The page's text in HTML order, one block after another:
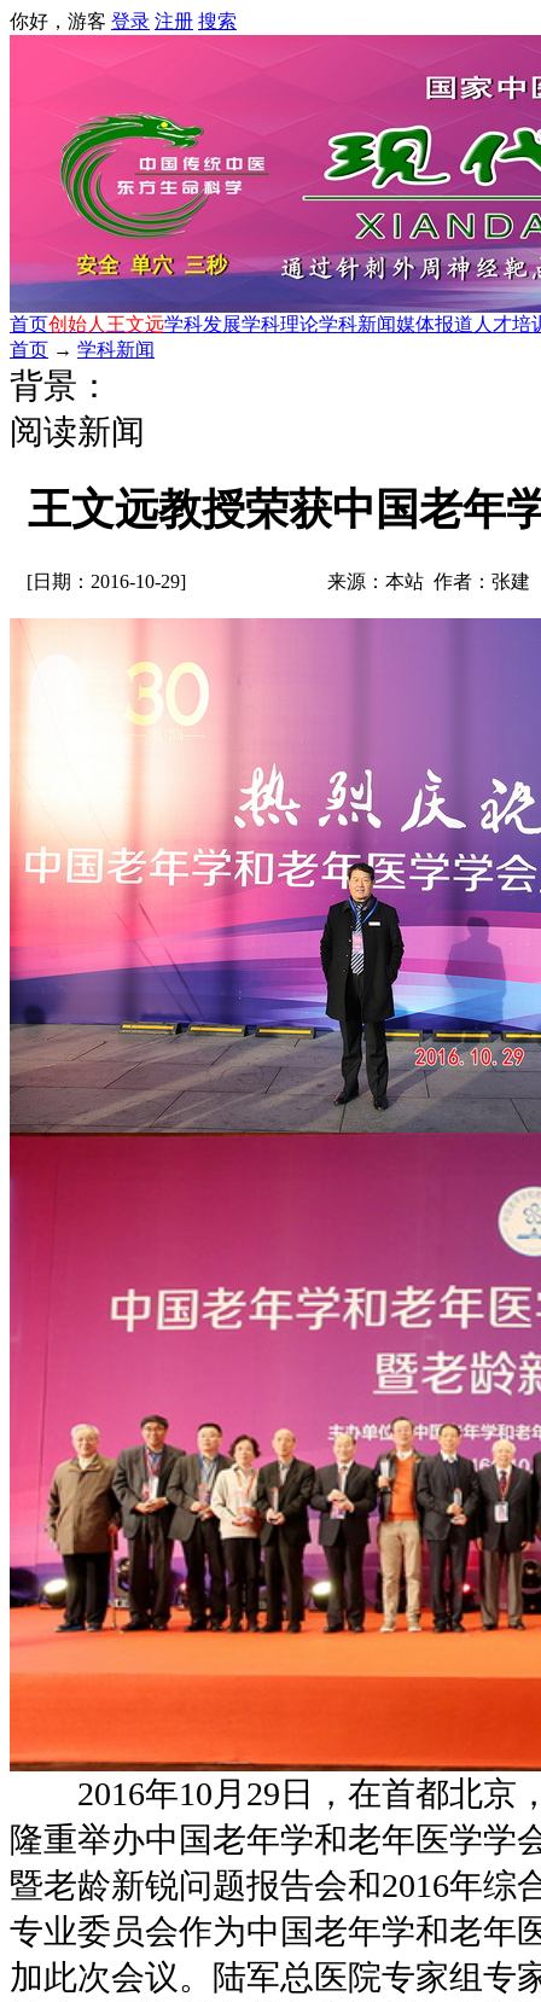
你好，游客 登录 注册 搜索
首页创始人王文远学科发展学科理论学科新闻媒体报道 人才培
首页 → 学科新闻
背景：
阅读新闻
王文远教授荣获中国老年
[日期：2016-10-29] 来源：本站 作者：张建
2016年10月29日，在首都北京
隆重举办中国老年学和老年医学学
暨老龄新锐问题报告会和2016年综
专业委员会作为中国老年学和老年
加此次会议。陆军总医院专家组专